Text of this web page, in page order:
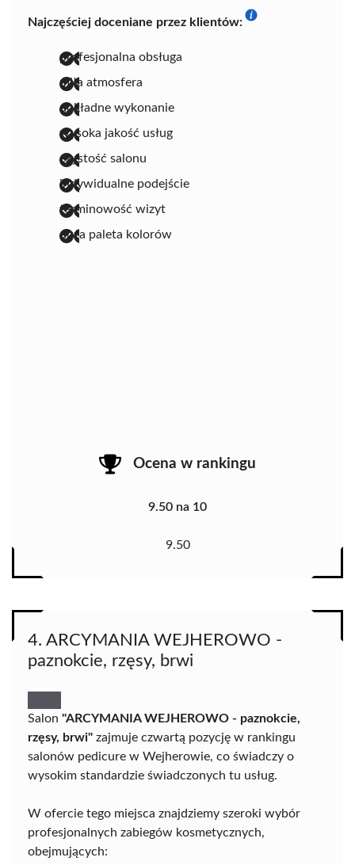
Najczęściej doceniane przez klientów:
profesjonalna obsługa
miła atmosfera
dokładne wykonanie
wysoka jakość usług
czystość salonu
indywidualne podejście
terminowość wizyt
duża paleta kolorów
Ocena w rankingu
9.50 na 10
9.50
4. ARCYMANIA WEJHEROWO -
paznokcie, rzęsy, brwi
Salon "ARCYMANIA WEJHEROWO - paznokcie,
rzęsy, brwi" zajmuje czwartą pozycję w rankingu
salonów pedicure w Wejherowie, co świadczy o
wysokim standardzie świadczonych tu usług.
W ofercie tego miejsca znajdziemy szeroki wybór
profesjonalnych zabiegów kosmetycznych,
obejmujących: